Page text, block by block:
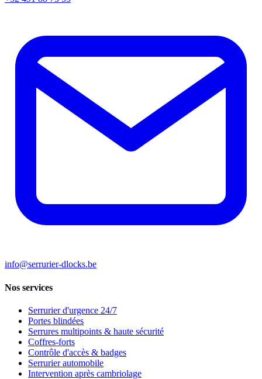
info@serrurier-dlocks.be
Nos services
Serrurier d'urgence 24/7
Portes blindées
Serrures multipoints & haute sécurité
Coffres-forts
Contrôle d'accès & badges
Serrurier automobile
Intervention après cambriolage